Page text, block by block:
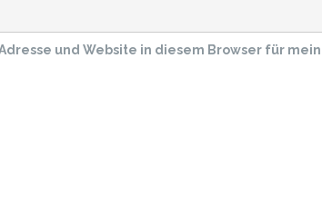
und Website in diesem Browser für